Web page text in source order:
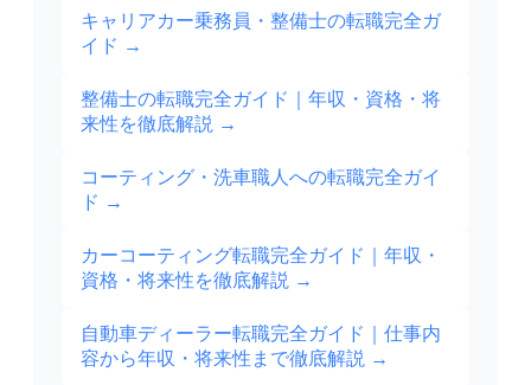
キャリアカー乗務員・整備士の転職完全ガ
イド →
整備士の転職完全ガイド｜年収・資格・将
来性を徹底解説 →
コーティング・洗車職人への転職完全ガイ
ド →
カーコーティング転職完全ガイド｜年収・
資格・将来性を徹底解説 →
自動車ディーラー転職完全ガイド｜仕事内
容から年収・将来性まで徹底解説 →